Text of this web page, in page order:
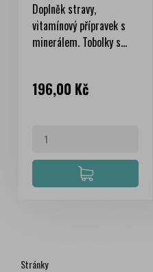
Doplněk stravy,
vitamínový přípravek s
minerálem. Tobolky s...
Cena
196,00 Kč
Stránky